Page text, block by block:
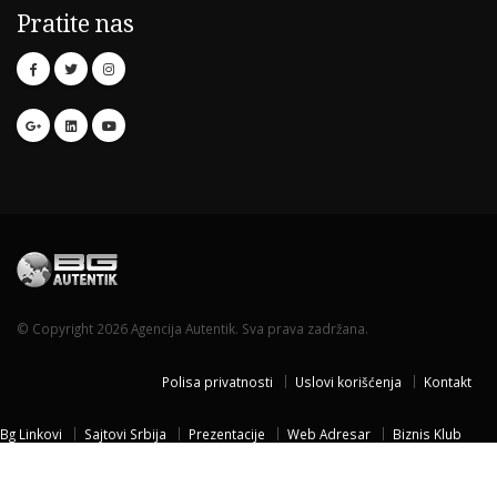
Pratite nas
© Copyright 2026 Agencija Autentik. Sva prava zadržana.
Polisa privatnosti Uslovi korišćenja Kontakt
Bg Linkovi Sajtovi Srbija Prezentacije Web Adresar
Biznis Klub